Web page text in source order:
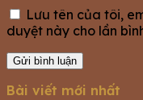
Lưu tên của tôi,
duyệt này cho lần
Bài viết mới nhất